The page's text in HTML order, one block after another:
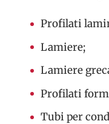
Profilati
Lamiere;
Lamiere
Profilati
Tubi per